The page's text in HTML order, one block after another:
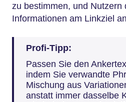
zu bestimmen, und Nutzern
Informationen am Linkziel
Profi-Tipp:
Passen Sie den
indem Sie verwandte
Mischung aus
anstatt immer dasselbe